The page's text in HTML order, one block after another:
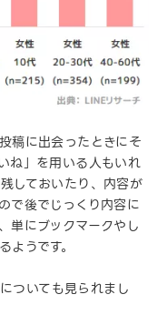
稿に出会ったときにそ
ね」を用いる人もいれ
しておいたり、内容が
で後でじっくり内容に
単にブックマークやし
うです。
ついても見られまし